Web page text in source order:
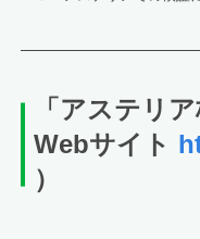
「アステリア
Webサイト
）